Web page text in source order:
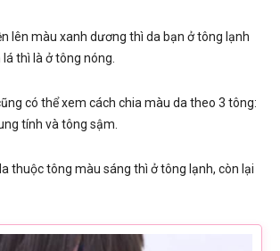
lên màu xanh dương thì da bạn ở tông lạnh
thì là ở tông nóng.
có thể xem cách chia màu da theo 3 tông:
tính và tông sậm.
thuộc tông màu sáng thì ở tông lạnh, còn lại